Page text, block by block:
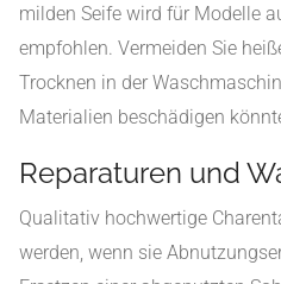
milden Seife wird für Modelle
empfohlen. Vermeiden Sie
Trocknen in der
Materialien beschädigen
Reparaturen und
Qualitativ hochwertige
werden, wenn sie